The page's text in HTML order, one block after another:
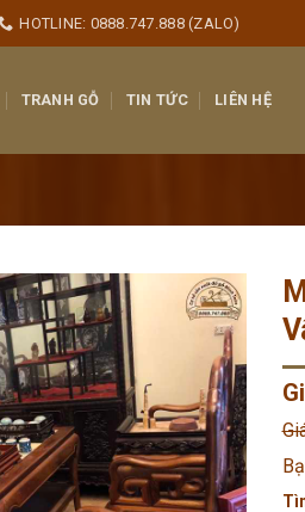
HOTLINE: 0888.747.888 (ZALO)
TRANH GỖ TIN TỨC LIÊN HỆ